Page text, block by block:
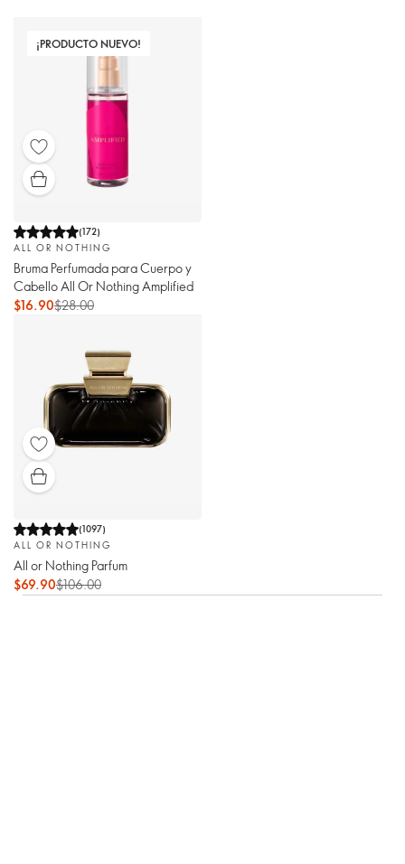
¡PRODUCTO NUEVO!
(172)
ALL OR NOTHING
Bruma Perfumada para Cuerpo y
Cabello All Or Nothing Amplified
$16.90$28.00
(1097)
ALL OR NOTHING
All or Nothing Parfum
$69.90$106.00